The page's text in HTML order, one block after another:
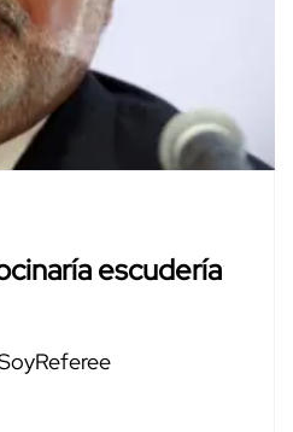
escudería